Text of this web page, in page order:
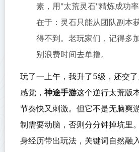
素，用"太荒灵石"精炼成功
在于：灵石只能从团队副本
得不到。老玩家们，记得多
别浪费时间去单撸。
玩了一上午，我升了5级，还交
感觉， 神途手游这个逆行太荒版
节奏快又刺激。但它不是无脑
制需要动脑，否则分分钟掉坑里
身经历带出玩法，关键词自然融入